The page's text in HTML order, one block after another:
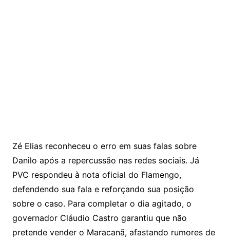
Zé Elias reconheceu o erro em suas falas sobre
Danilo após a repercussão nas redes sociais. Já
PVC respondeu à nota oficial do Flamengo,
defendendo sua fala e reforçando sua posição
sobre o caso. Para completar o dia agitado, o
governador Cláudio Castro garantiu que não
pretende vender o Maracanã, afastando rumores de